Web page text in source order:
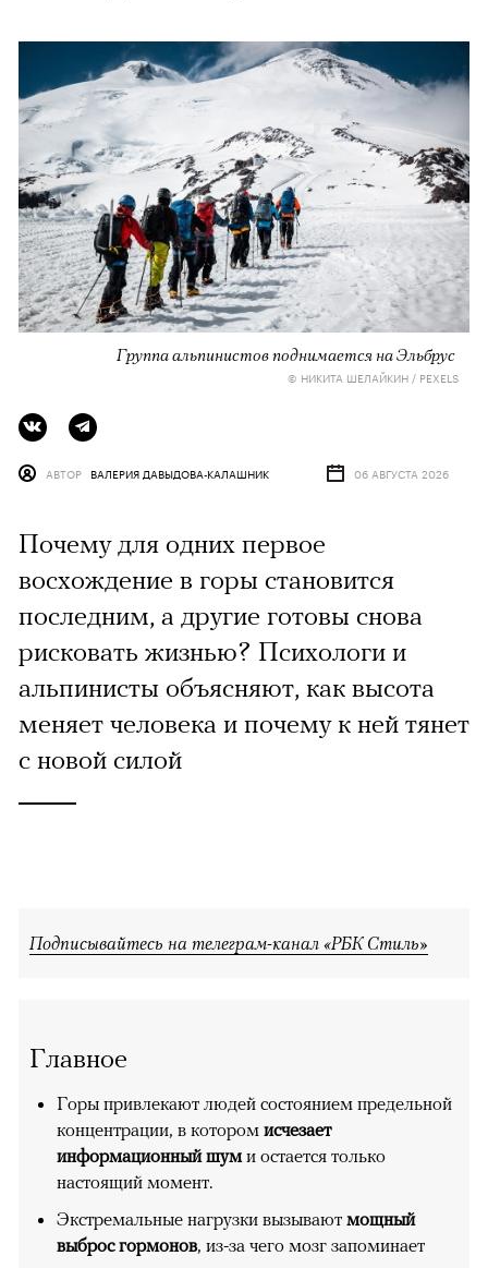
Группа альпинистов поднимается на Эльбрус
© НИКИТА ШЕЛАЙКИН / PEXELS
АВТОР ВАЛЕРИЯ ДАВЫДОВА-КАЛАШНИК 06 АВГУСТА 2026
Почему для одних первое
восхождение в горы становится
последним, а другие готовы снова
рисковать жизнью? Психологи и
альпинисты объясняют, как высота
меняет человека и почему к ней тянет
с новой силой
Подписывайтесь на телеграм-канал «РБК Стиль»
Главное
Горы привлекают людей состоянием предельной
концентрации, в котором исчезает
информационный шуми остается только
настоящий момент.
Экстремальные нагрузки вызывают мощный
выброс гормонов, из-за чего мозг запоминает